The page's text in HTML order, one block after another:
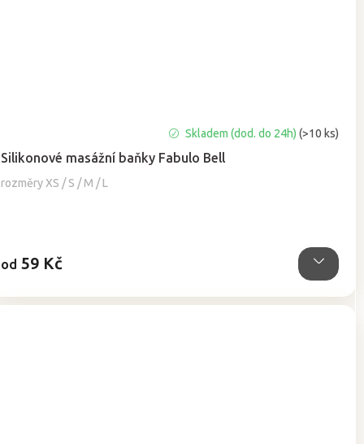
Silikonové masážní baňky Fabulo Bell
rozměry XS / S / M / L
hodnocení
produktu
je
Skladem (dod. do 24h)(>10 ks)
od 59 Kč